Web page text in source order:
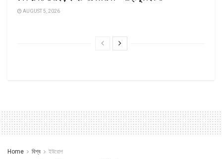
AUGUST 5, 2026
Home বিশ্ব ইউরোপ